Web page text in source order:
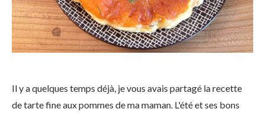
Il y a quelques temps déjà, je vous avais partagé la recette
de tarte fine aux pommes de ma maman. L'été et ses bons